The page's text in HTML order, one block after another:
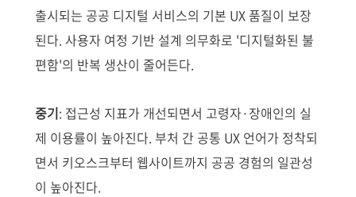
출시되는 공공 디지털 서비스의 기본 UX 품질이 보장
된다. 사용자 여정 기반 설계 의무화로 '디지털화된 불
편함'의 반복 생산이 줄어든다.
중기: 접근성 지표가 개선되면서 고령자·장애인의 실
제 이용률이 높아진다. 부처 간 공통 UX 언어가 정착되
면서 키오스크부터 웹사이트까지 공공 경험의 일관성
이 높아진다.